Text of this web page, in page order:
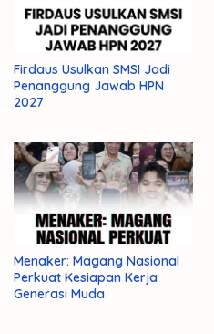
Firdaus Usulkan SMSI Jadi
Penanggung Jawab HPN
2027
Menaker: Magang Nasional
Perkuat Kesiapan Kerja
Generasi Muda